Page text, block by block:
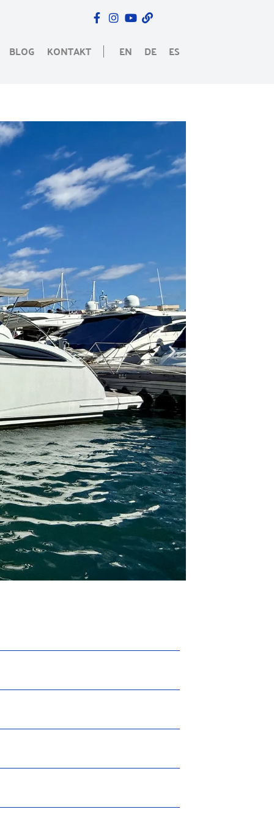
BLOG KONTAKT EN DE ES